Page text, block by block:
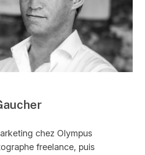
chez Olympus
freelance, puis